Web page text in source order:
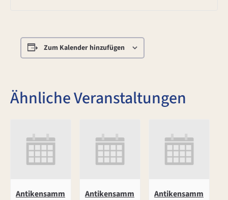
Zum Kalender hinzufügen
Ähnliche Veranstaltungen
Antikensamm
Antikensamm
Antikensamm